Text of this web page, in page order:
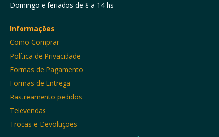
Domingo e feriados de 8 a 14 hs
Informações
Como Comprar
Política de Privacidade
Formas de Pagamento
Formas de Entrega
Rastreamento pedidos
Televendas
Trocas e Devoluções